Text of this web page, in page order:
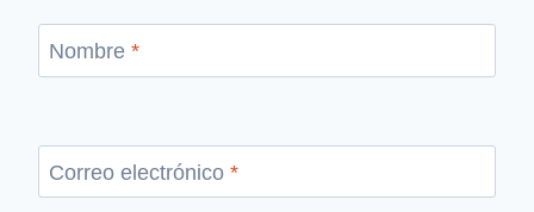
Nombre *
Correo electrónico *